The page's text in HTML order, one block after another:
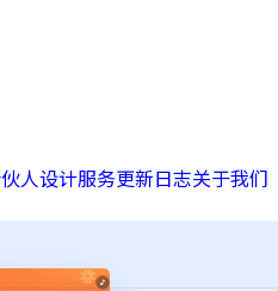
人设计服务更新日志关于我们